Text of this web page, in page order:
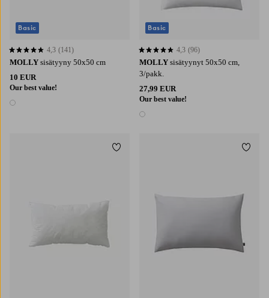
MOLLY sisätyyny 50x50 cm
10 EUR
Our best value!
1 väri
4,3 perustuen 141 arvosanaan
4,3 (141)
Basic
MOLLY sisätyynyt 50x50 cm,
3/pakk.
27,99 EUR
Our best value!
1 väri
4,3 perustuen 96 arvosanaan
4,3 (96)
Basic
Lisää suosikkeihin Lisää